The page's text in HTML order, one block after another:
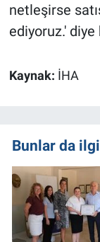
netleşirse
ediyoruz.'
Kaynak: İHA
Bunlar da